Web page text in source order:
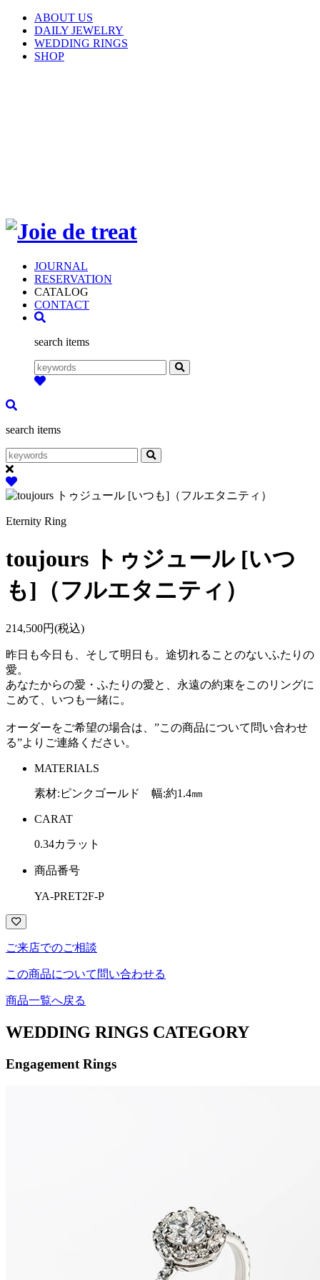
ABOUT US
DAILY JEWELRY
WEDDING RINGS
SHOP
JOURNAL
RESERVATION
CATALOG
CONTACT
search items
search items
Eternity Ring
toujours トゥジュール [いつ
も]（フルエタニティ）
214,500円(税込)
昨日も今日も、そして明日も。途切れることのないふたりの
愛。
あなたからの愛・ふたりの愛と、永遠の約束をこのリングに
こめて、いつも一緒に。
オーダーをご希望の場合は、”この商品について問い合わせ
る”よりご連絡ください。
MATERIALS
素材:ピンクゴールド 幅:約1.4㎜
CARAT
0.34カラット
商品番号
YA-PRET2F-P
ご来店でのご相談
この商品について問い合わせる
商品一覧へ戻る
WEDDING RINGS CATEGORY
Engagement Rings